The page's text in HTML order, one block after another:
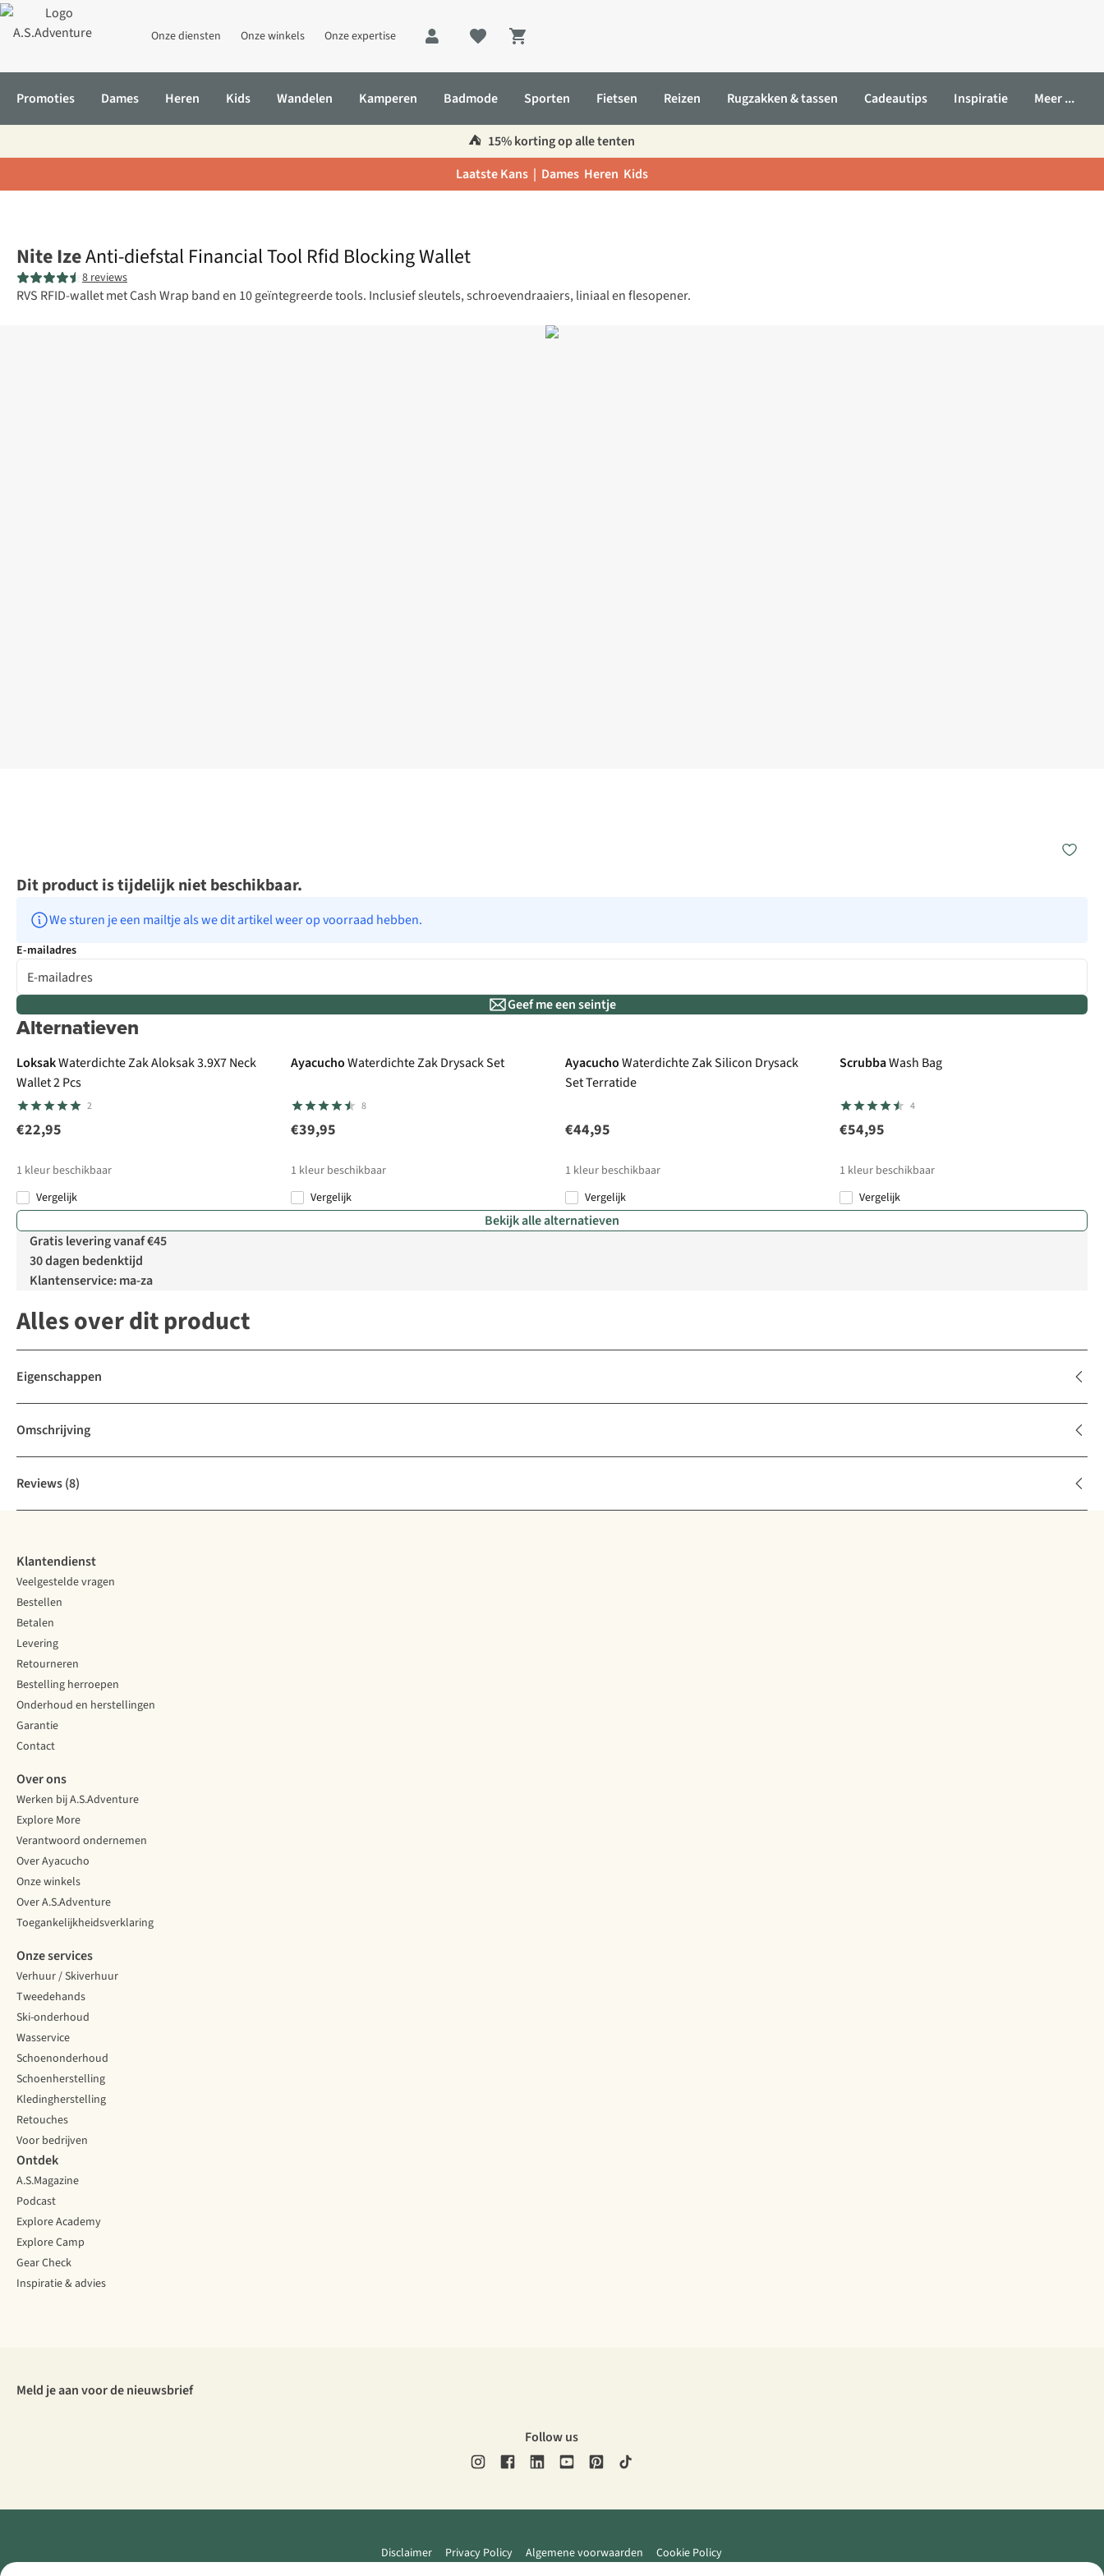
Onze diensten Onze winkels Onze expertise
Shopping cart
Promoties Dames Heren Kids Wandelen Kamperen Badmode Sporten Fietsen Reizen Rugzakken & tassen Cadeautips Inspiratie Meer ...
⛺️ 15% korting op alle tenten
Laatste Kans | Dames Heren Kids
Nite IzeAnti-diefstal Financial Tool Rfid Blocking Wallet
8 reviews
RVS RFID-wallet met Cash Wrap band en 10 geïntegreerde tools. Inclusief sleutels, schroevendraaiers, liniaal en flesopener.
Dit product is tijdelijk niet beschikbaar.
We sturen je een mailtje als we dit artikel weer op voorraad hebben.
E-mailadres
Geef me een seintje
Alternatieven
LoksakWaterdichte Zak Aloksak 3.9X7 Neck
Wallet 2 Pcs
2
€22,95
1 kleur beschikbaar
Vergelijk
AyacuchoWaterdichte Zak Drysack Set
8
€39,95
1 kleur beschikbaar
Vergelijk
AyacuchoWaterdichte Zak Silicon Drysack
Set Terratide
€44,95
1 kleur beschikbaar
Vergelijk
ScrubbaWash Bag
4
€54,95
1 kleur beschikbaar
Vergelijk
Bekijk alle alternatieven
Gratis levering vanaf €45
30 dagen bedenktijd
Klantenservice: ma-za
Alles over dit product
Eigenschappen
Omschrijving
Reviews(8)
Klantendienst
Veelgestelde vragen
Bestellen
Betalen
Levering
Retourneren
Bestelling herroepen
Onderhoud en herstellingen
Garantie
Contact
Over ons
Werken bij A.S.Adventure
Explore More
Verantwoord ondernemen
Over Ayacucho
Onze winkels
Over A.S.Adventure
Toegankelijkheidsverklaring
Onze services
Verhuur / Skiverhuur
Tweedehands
Ski-onderhoud
Wasservice
Schoenonderhoud
Schoenherstelling
Kledingherstelling
Retouches
Voor bedrijven
Ontdek
A.S.Magazine
Podcast
Explore Academy
Explore Camp
Gear Check
Inspiratie & advies
Meld je aan voor de nieuwsbrief
Follow us
Disclaimer Privacy Policy Algemene voorwaarden Cookie Policy